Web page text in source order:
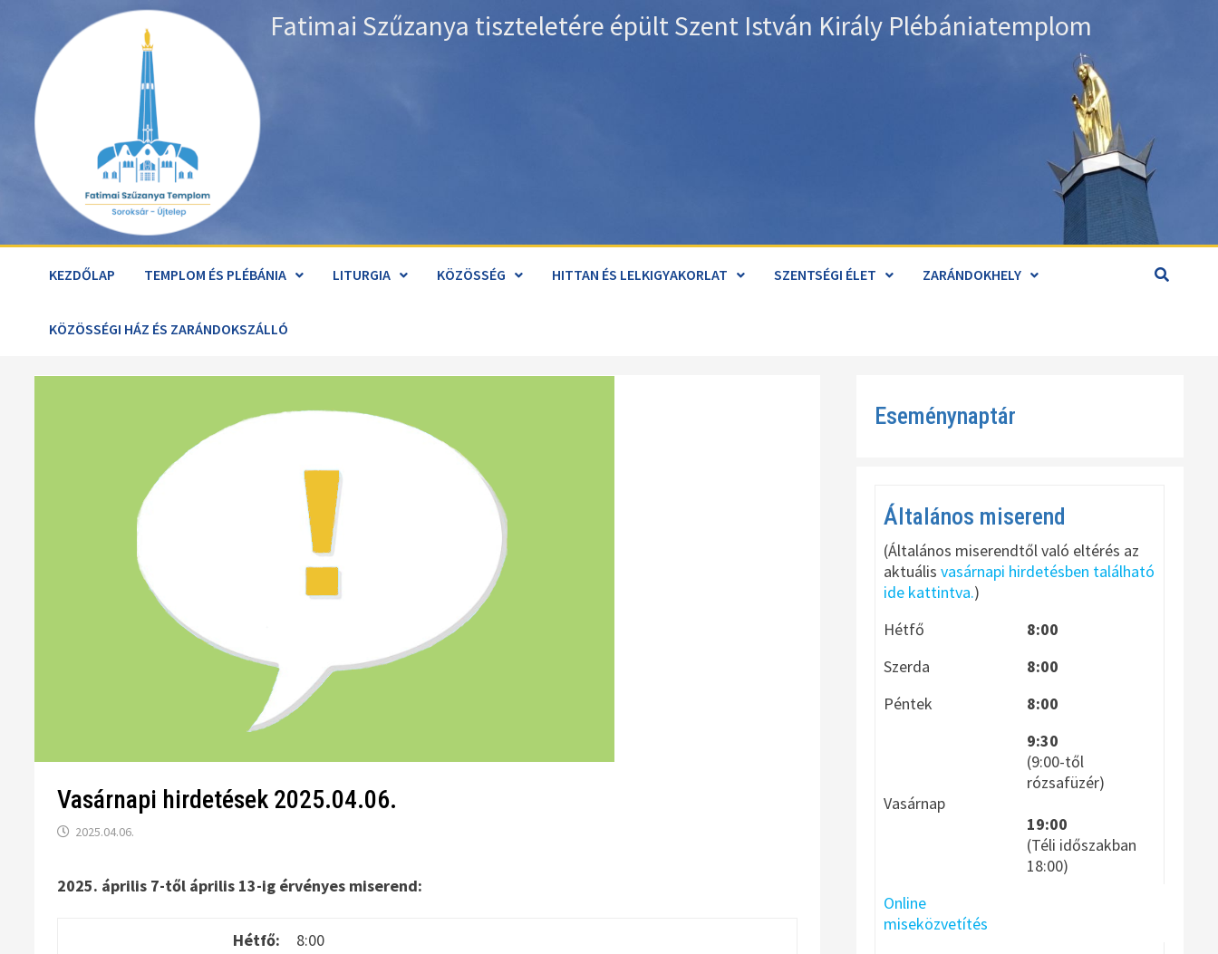
Fatimai Szűzanya tiszteletére épült Szent István Király Plébániatemplom
KEZDŐLAP TEMPLOM ÉS PLÉBÁNIA LITURGIA KÖZÖSSÉG HITTAN ÉS LELKIGYAKORLAT SZENTSÉGI ÉLET ZARÁNDOKHELY
KÖZÖSSÉGI HÁZ ÉS ZARÁNDOKSZÁLLÓ
Vasárnapi hirdetések 2025.04.06.
2025.04.06.
2025. április 7-től április 13-ig érvényes miserend:
Hétfő: 8:00
Eseménynaptár
Általános miserend
(Általános miserendtől való eltérés az
aktuálisvasárnapi hirdetésben található
ide kattintva.)
Hétfő
8:00
Szerda
8:00
Péntek
8:00
Vasárnap
9:30
(9:00-től
rózsafüzér)
19:00
(Téli időszakban
18:00)
Online
miseközvetítés